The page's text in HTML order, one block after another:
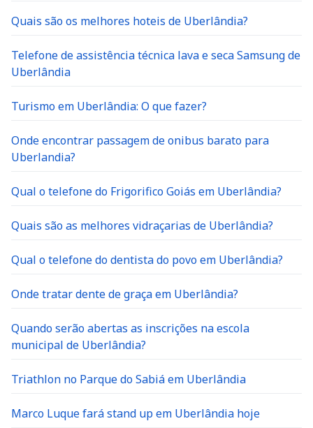
Quais são os melhores hoteis de Uberlândia?
Telefone de assistência técnica lava e seca Samsung de
Uberlândia
Turismo em Uberlândia: O que fazer?
Onde encontrar passagem de onibus barato para
Uberlandia?
Qual o telefone do Frigorifico Goiás em Uberlândia?
Quais são as melhores vidraçarias de Uberlândia?
Qual o telefone do dentista do povo em Uberlândia?
Onde tratar dente de graça em Uberlândia?
Quando serão abertas as inscrições na escola
municipal de Uberlândia?
Triathlon no Parque do Sabiá em Uberlândia
Marco Luque fará stand up em Uberlândia hoje